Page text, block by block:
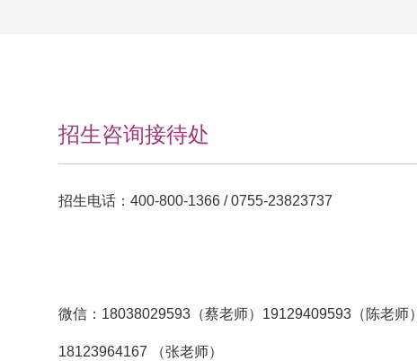
招生咨询接待处
招生电话：400-800-1366 / 0755-23823737
微信：18038029593（蔡老师）19129409593（陈老师）
18123964167 （张老师）